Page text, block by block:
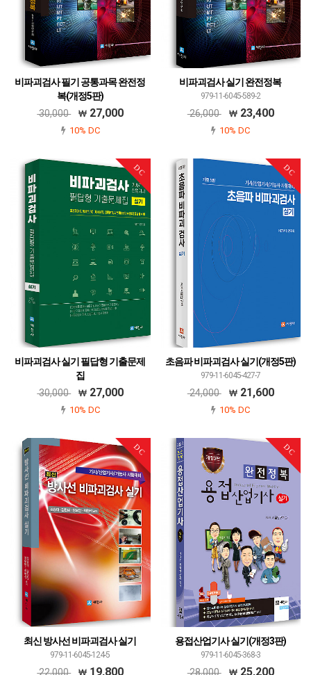
비파괴검사 필기 공통과목 완전정
복(개정5판)
979-11-6045-588-5
30,000 27,000
10% DC
비파괴검사 실기 완전정복
979-11-6045-589-2
26,000 23,400
10% DC
DC
비파괴검사 실기 필답형 기출문제
집
979-11-6045-528-1
30,000 27,000
10% DC
DC
초음파 비파괴검사 실기(개정5판)
979-11-6045-427-7
24,000 21,600
10% DC
DC
최신 방사선 비파괴검사 실기
979-11-6045-124-5
22,000 19,800
DC
용접산업기사 실기(개정3판)
979-11-6045-368-3
28,000 25,200